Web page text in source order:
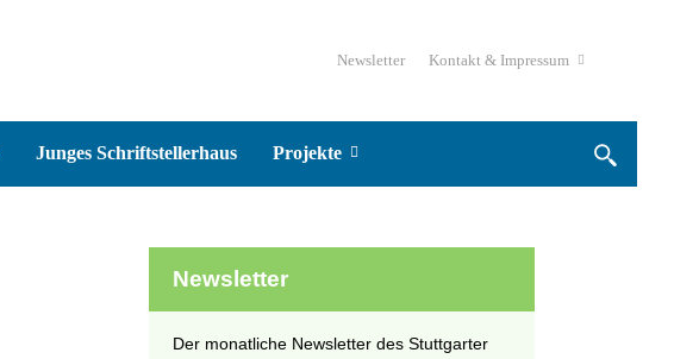
Newsletter Kontakt & Impressum
Junges Schriftstellerhaus Projekte
Newsletter
Der monatliche Newsletter des Stuttgarter